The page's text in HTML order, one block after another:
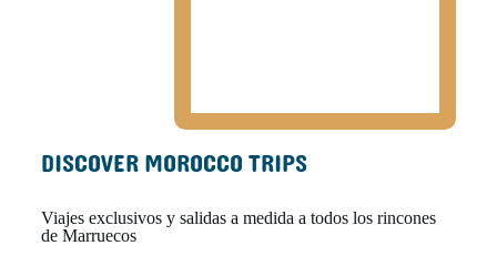
DISCOVER MOROCCO TRIPS
Viajes exclusivos y salidas a medida a todos los rincones
de Marruecos